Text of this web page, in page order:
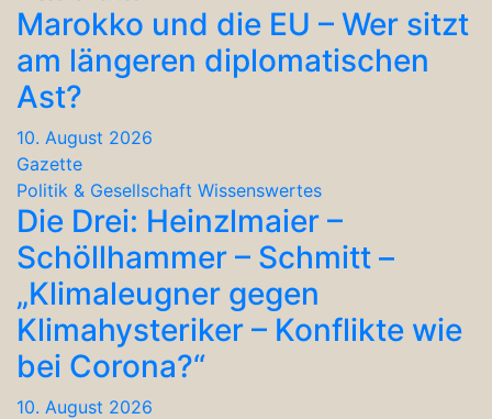
Marokko und die EU – Wer sitzt
am längeren diplomatischen
Ast?
10. August 2026
Gazette
Politik & Gesellschaft Wissenswertes
Die Drei: Heinzlmaier –
Schöllhammer – Schmitt –
„Klimaleugner gegen
Klimahysteriker – Konflikte wie
bei Corona?“
10. August 2026